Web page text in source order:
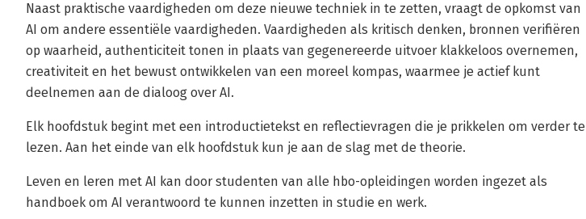
Naast praktische vaardigheden om deze nieuwe techniek in te zetten, vraagt de opkomst van
AI om andere essentiële vaardigheden. Vaardigheden als kritisch denken, bronnen verifiëren
op waarheid, authenticiteit tonen in plaats van gegenereerde uitvoer klakkeloos overnemen,
creativiteit en het bewust ontwikkelen van een moreel kompas, waarmee je actief kunt
deelnemen aan de dialoog over AI.
Elk hoofdstuk begint met een introductietekst en reflectievragen die je prikkelen om verder te
lezen. Aan het einde van elk hoofdstuk kun je aan de slag met de theorie.
Leven en leren met AI kan door studenten van alle hbo-opleidingen worden ingezet als
handboek om AI verantwoord te kunnen inzetten in studie en werk.